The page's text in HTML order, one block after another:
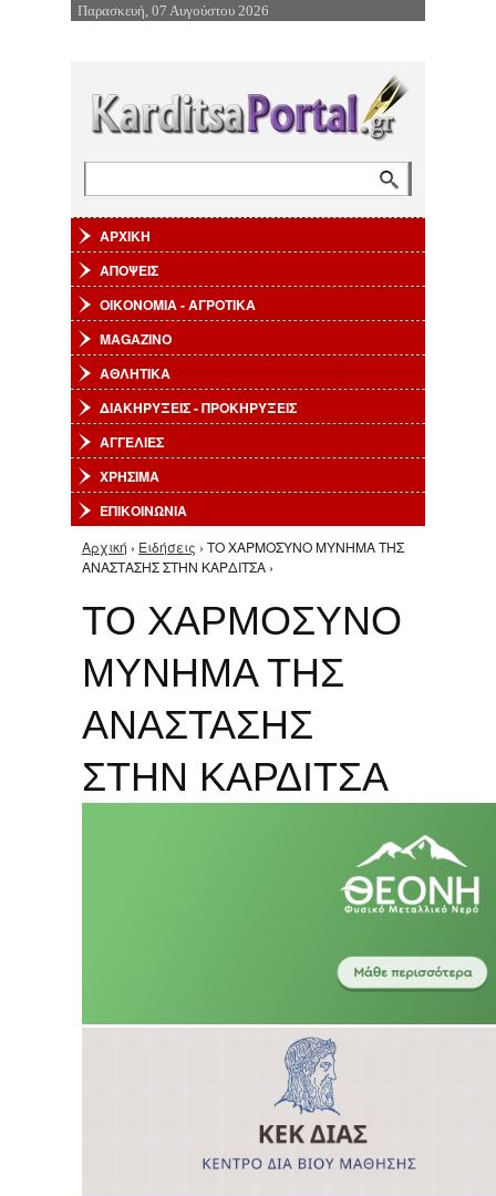
Επιστροφή στην Πλοήγηση
Παρασκευή, 07 Αυγούστου 2026
ΑΡΧΙΚΗ
ΑΠΟΨΕΙΣ
ΟΙΚΟΝΟΜΙΑ - ΑΓΡΟΤΙΚΑ
MAGAZINO
ΑΘΛΗΤΙΚΑ
ΔΙΑΚΗΡΥΞΕΙΣ - ΠΡΟΚΗΡΥΞΕΙΣ
ΑΓΓΕΛΙΕΣ
ΧΡΗΣΙΜΑ
ΕΠΙΚΟΙΝΩΝΙΑ
Είστε εδώ
Αρχική › Ειδήσεις › ΤΟ ΧΑΡΜΟΣΥΝΟ ΜΥΝΗΜΑ ΤΗΣ
ΑΝΑΣΤΑΣΗΣ ΣΤΗΝ ΚΑΡΔΙΤΣΑ ›
ΤΟ ΧΑΡΜΟΣΥΝΟ
ΜΥΝΗΜΑ ΤΗΣ
ΑΝΑΣΤΑΣΗΣ
ΣΤΗΝ ΚΑΡΔΙΤΣΑ